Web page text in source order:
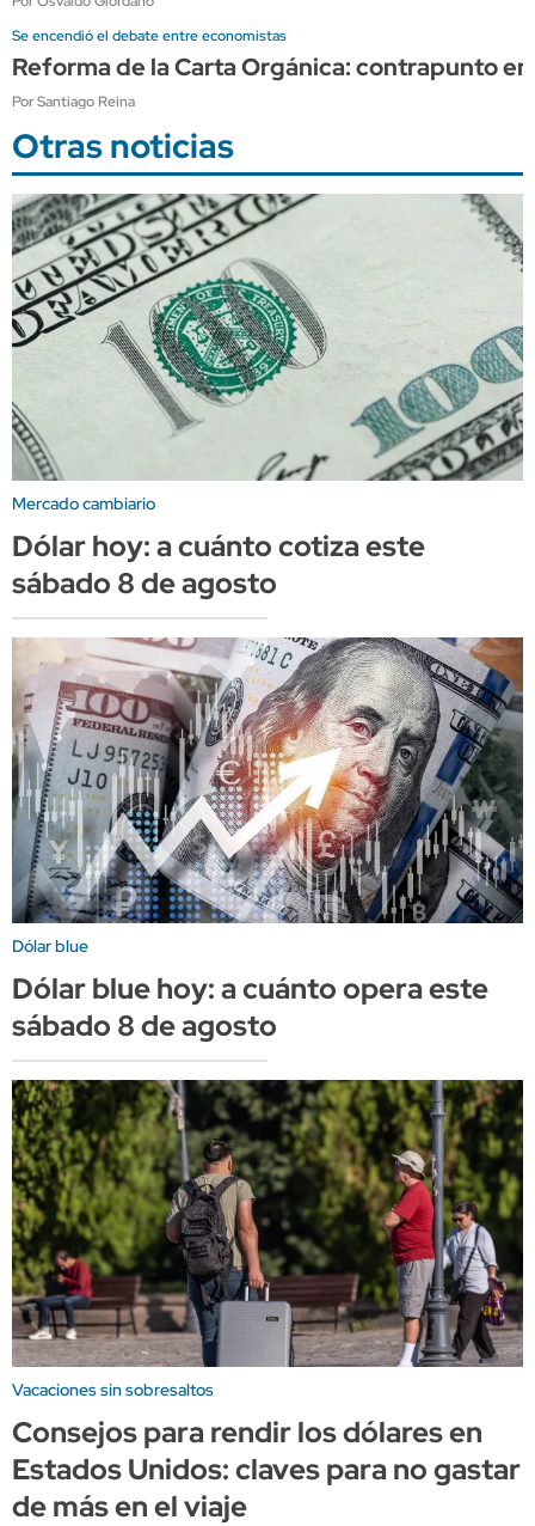
Se encendió el debate entre economistas
Reforma de la Carta Orgánica: contrapunto
Por Santiago Reina
Otras noticias
Mercado cambiario
Dólar hoy: a cuánto cotiza este
sábado 8 de agosto
Dólar blue
Dólar blue hoy: a cuánto opera este
sábado 8 de agosto
Vacaciones sin sobresaltos
Consejos para rendir los dólares en
Estados Unidos: claves para no gastar
de más en el viaje